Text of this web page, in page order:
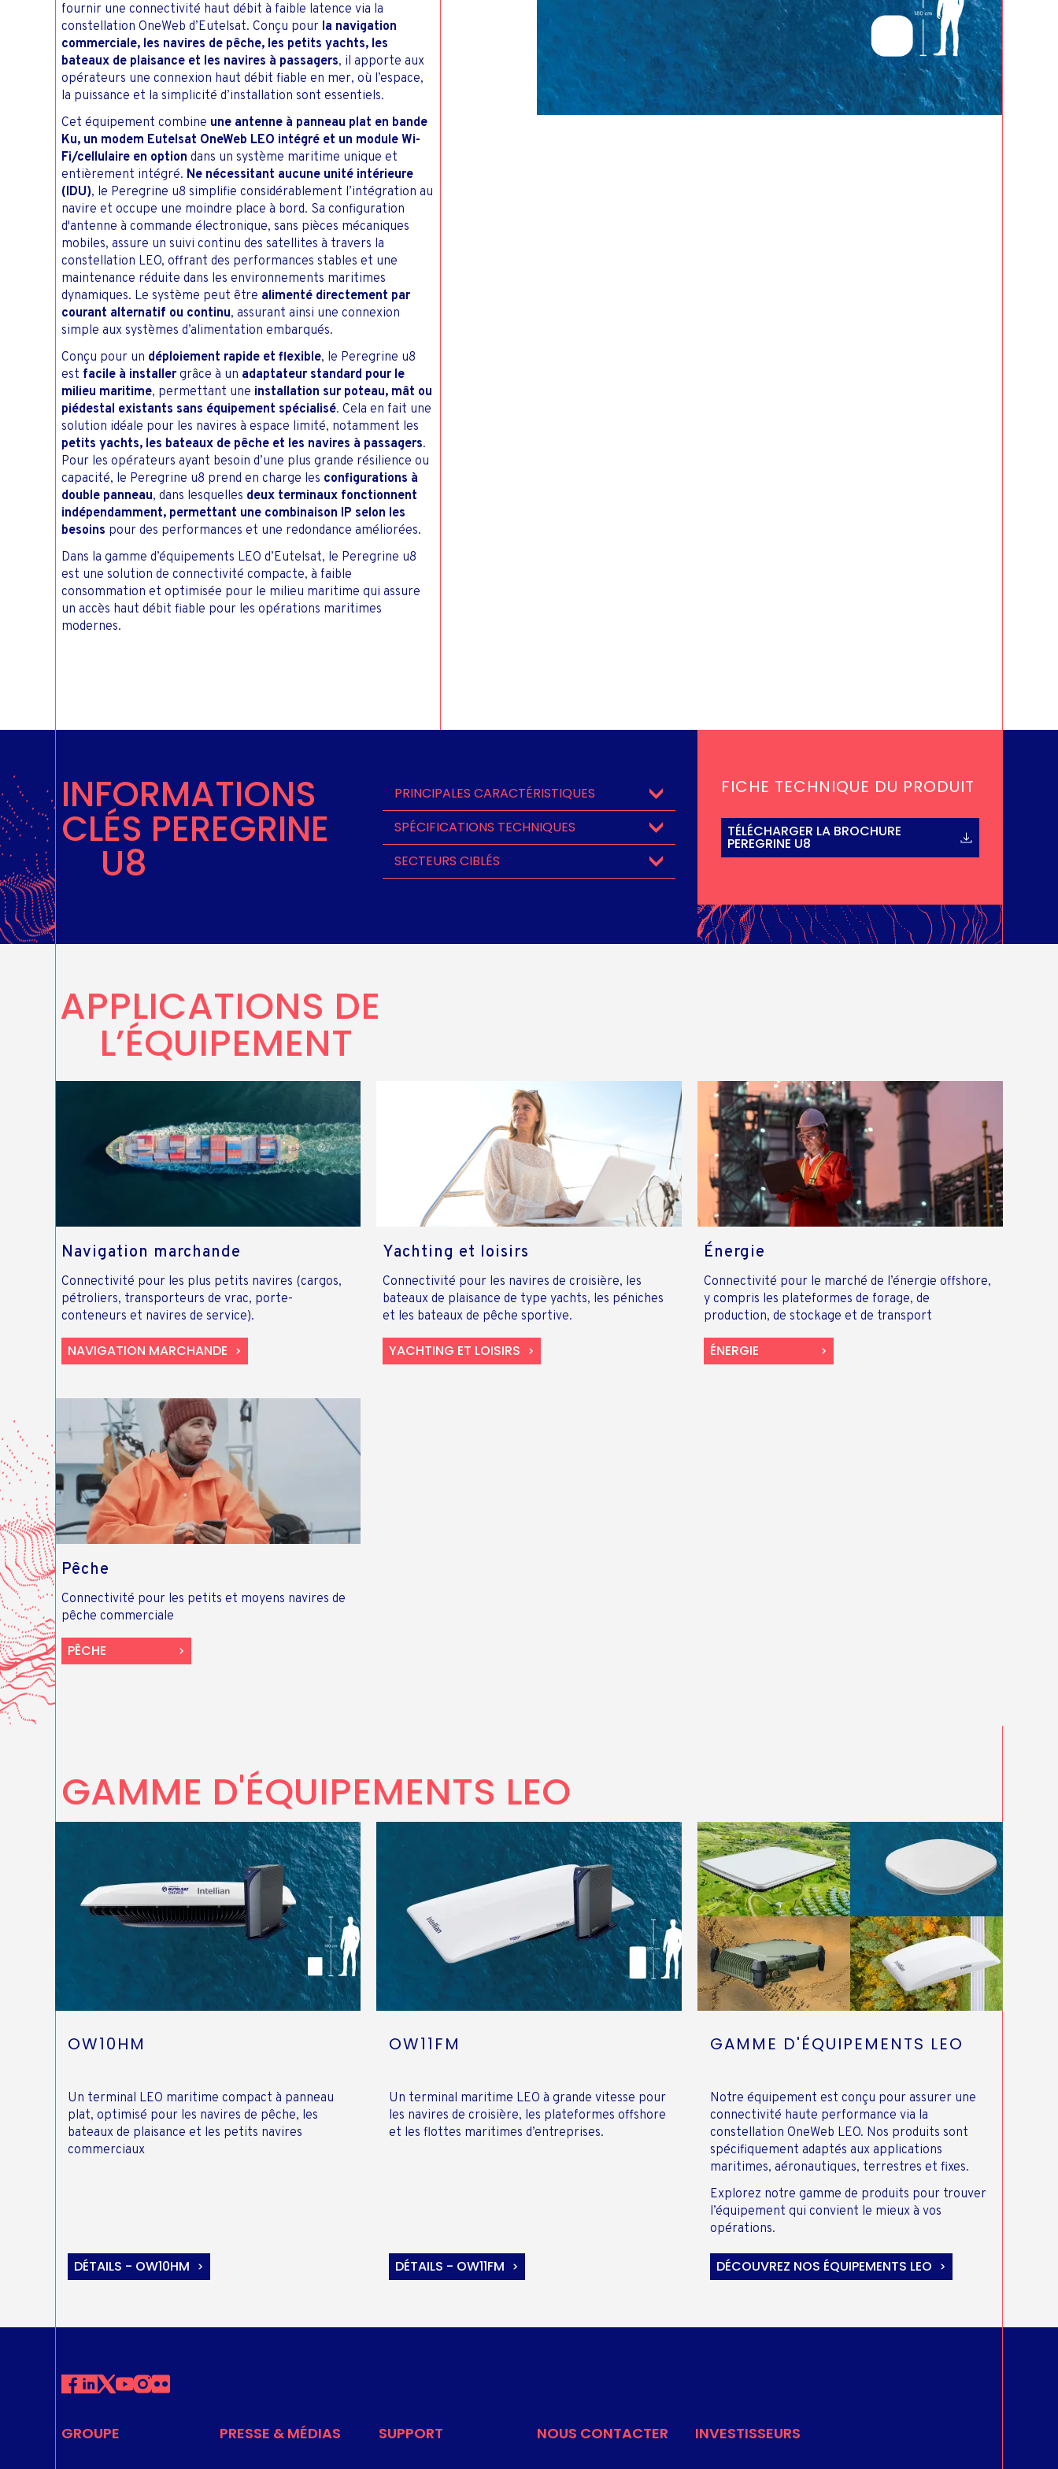
ROUTIER
TV & INTERNET PME &
CONTACTS INVESTISSEURS
fournir une connectivité haut débit à faible latence via la
constellation OneWeb d’Eutelsat. Conçu pour la navigation
commerciale, les navires de pêche, les petits yachts, les
bateaux de plaisance et les navires à passagers, il apporte aux
opérateurs une connexion haut débit fiable en mer, où l’espace,
la puissance et la simplicité d’installation sont essentiels.
Cet équipement combine une antenne à panneau plat en bande
Ku, un modem Eutelsat OneWeb LEO intégré et un module Wi-
Fi/cellulaire en option dans un système maritime unique et
entièrement intégré. Ne nécessitant aucune unité intérieure
(IDU), le Peregrine u8 simplifie considérablement l’intégration au
navire et occupe une moindre place à bord. Sa configuration
d'antenne à commande électronique, sans pièces mécaniques
mobiles, assure un suivi continu des satellites à travers la
constellation LEO, offrant des performances stables et une
maintenance réduite dans les environnements maritimes
dynamiques. Le système peut être alimenté directement par
courant alternatif ou continu, assurant ainsi une connexion
simple aux systèmes d’alimentation embarqués.
Conçu pour un déploiement rapide et flexible, le Peregrine u8
est facile à installer grâce à un adaptateur standard pour le
milieu maritime, permettant une installation sur poteau, mât ou
piédestal existants sans équipement spécialisé. Cela en fait une
solution idéale pour les navires à espace limité, notamment les
petits yachts, les bateaux de pêche et les navires à passagers.
Pour les opérateurs ayant besoin d’une plus grande résilience ou
capacité, le Peregrine u8 prend en charge les configurations à
double panneau, dans lesquelles deux terminaux fonctionnent
indépendamment, permettant une combinaison IP selon les
besoins pour des performances et une redondance améliorées.
Dans la gamme d’équipements LEO d’Eutelsat, le Peregrine u8
est une solution de connectivité compacte, à faible
consommation et optimisée pour le milieu maritime qui assure
un accès haut débit fiable pour les opérations maritimes
modernes.
INFORMATIONS
CLÉS PEREGRINE
U8
PRINCIPALES CARACTÉRISTIQUES
SPÉCIFICATIONS TECHNIQUES
SECTEURS CIBLÉS
FICHE TECHNIQUE DU PRODUIT
TÉLÉCHARGER LA BROCHURE
PEREGRINE U8
APPLICATIONS DE
L’ÉQUIPEMENT
Navigation marchande
Connectivité pour les plus petits navires (cargos,
pétroliers, transporteurs de vrac, porte-
conteneurs et navires de service).
NAVIGATION MARCHANDE
Yachting et loisirs
Connectivité pour les navires de croisière, les
bateaux de plaisance de type yachts, les péniches
et les bateaux de pêche sportive.
YACHTING ET LOISIRS
Énergie
Connectivité pour le marché de l’énergie offshore,
y compris les plateformes de forage, de
production, de stockage et de transport
ÉNERGIE
Pêche
Connectivité pour les petits et moyens navires de
pêche commerciale
PÊCHE
GAMME D'ÉQUIPEMENTS LEO
OW10HM
Un terminal LEO maritime compact à panneau
plat, optimisé pour les navires de pêche, les
bateaux de plaisance et les petits navires
commerciaux
DÉTAILS - OW10HM
OW11FM
Un terminal maritime LEO à grande vitesse pour
les navires de croisière, les plateformes offshore
et les flottes maritimes d’entreprises.
DÉTAILS - OW11FM
GAMME D'ÉQUIPEMENTS LEO
Notre équipement est conçu pour assurer une
connectivité haute performance via la
constellation OneWeb LEO. Nos produits sont
spécifiquement adaptés aux applications
maritimes, aéronautiques, terrestres et fixes.
Explorez notre gamme de produits pour trouver
l’équipement qui convient le mieux à vos
opérations.
DÉCOUVREZ NOS ÉQUIPEMENTS LEO
GROUPE PRESSE & MÉDIAS SUPPORT NOUS CONTACTER INVESTISSEURS